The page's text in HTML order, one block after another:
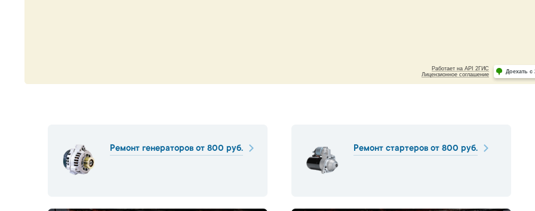
Ремонт генераторов от 800 руб. Ремонт стартеров от 800 руб.